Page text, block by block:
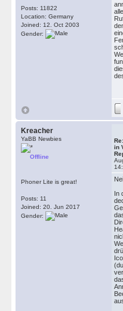
Posts: 11822
Location: Germany
Joined: 12. Oct 2003
Gender:
Kreacher
YaBB Newbies
Offline
Phoner Lite is great!
Posts: 11
Joined: 20. Jun 2017
Gender:
in
In